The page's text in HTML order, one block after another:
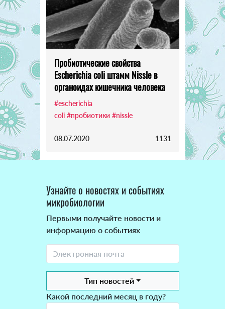
Пробиотические свойства
Escherichia coli штамм Nissle в
органоидах кишечника человека
#escherichia
coli #пробиотики #nissle
08.07.2020 1131
Узнайте о новостях и событиях
микробиологии
Первыми получайте новости и
информацию о событиях
Тип новостей
Какой последний месяц в году?